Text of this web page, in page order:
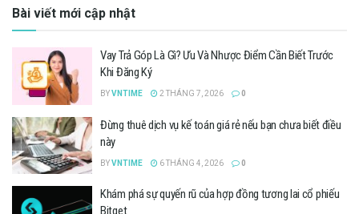
Bài viết mới cập nhật
Vay Trả Góp Là Gì? Ưu Và Nhược Điểm Cần Biết Trước
Khi Đăng Ký
BYVNTIME 2 THÁNG 7, 2026 0
Đừng thuê dịch vụ kế toán giá rẻ nếu bạn chưa biết điều
này
BYVNTIME 6 THÁNG 4, 2026 0
Khám phá sự quyến rũ của hợp đồng tương lai cổ phiếu
Bitget